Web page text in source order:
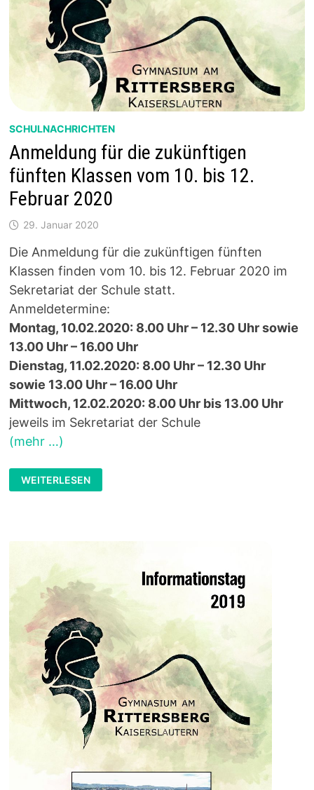
RITTERSBERG!
SCHULNACHRICHTEN
Anmeldung für die zukünftigen
fünften Klassen vom 10. bis 12.
Februar 2020
29. Januar 2020
Die Anmeldung für die zukünftigen fünften
Klassen finden vom 10. bis 12. Februar 2020 im
Sekretariat der Schule statt.
Anmeldetermine:
Montag, 10.02.2020: 8.00 Uhr – 12.30 Uhr sowie
13.00 Uhr – 16.00 Uhr
Dienstag, 11.02.2020: 8.00 Uhr – 12.30 Uhr
sowie 13.00 Uhr – 16.00 Uhr
Mittwoch, 12.02.2020: 8.00 Uhr bis 13.00 Uhr
jeweils im Sekretariat der Schule
(mehr …)
ANMELDUNG
FÜR
DIE
FEBRUAR
2020
WEITERLESEN